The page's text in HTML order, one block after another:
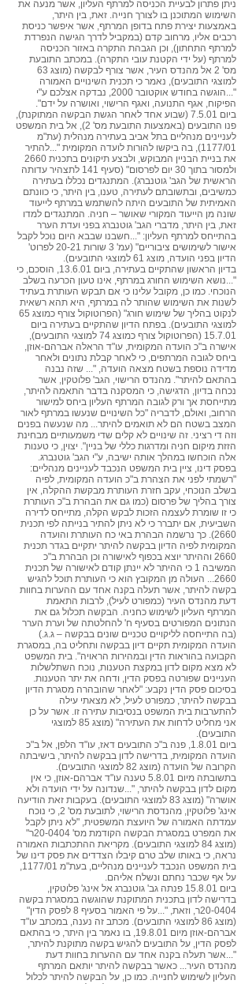
ניתן פתרון לבעיית הכניסה למרתף העליון, אשר מנעה את
השימוש המתוכנן בו לצורך חנייה. זאת, בין היתר,
באמצעות יצירת פתח בדופן המרתף, אשר איפשר כניסת
רכבים אליו, מרחוב קדם (במקביל לדרך הגישה הנפרדת
למרתף התחתון), וכן הגבהת התקרה באזור הכניסה
למרתף (על ידי הקטנת עובי התקרה). במכתב התובעת
מס' 2 אל מהנדס העיר, אשר צורף לבקשה (מוצג 63
למוצגי התובעים), נאמר כי תכנית השינויים האמורה
"...הוגשה בחודש אוקטובר 2000, נבדקה אצלכם ע"י
הפיקוח, אגף התנועה, ואגף הרישוי, ואושרה על ידם".
ביום 7.5.01 (שבוע אחד לאחר הגשת הבקשה המתוקנת),
פנו התובעים (באמצעות התובעת מס' 2), אל בית המשפט
לעניינים מנהליים בתל אביב בעתירה מנהלית (עת"מ
1177/01), בה ביקשו להורות לועדה המקומית "...להתיר
את בניית הבניין המבוקש, ולבצע תיקונים בתכנית 2660
ולמסור בתוך 30 יום לפרסום" (סעיף 141 לתצהיר עדותה
הראשית של הגב' גוטנברג). המתנגדים נכללו בעתירה
כמשיבים, ובתשובתם לעתירה, טענו, בין היתר, כי כוונתם
האמיתית של התובעים היתה להשתמש במרתף לייעוד
שונה מן הייעוד המקורי שאושר – חניה. המתנגדים למדו
זאת, בין היתר, מדברי הגב' גוטנברג בפני ועדת הערר
בהתייחס למרתף העליון: "...חשבנו שבבא היום נוכל לקבל
אישור לשימושים ציבוריים" (עמ' 3 שורות 20-21 לפרוט'
הדיון בפני הועדה, מוצג 61 למוצגי התובעים).
בדיון הראשון שהתקיים בעתירה, ביום 13.6.01, הוסכם, כי
"...נושא השימוש החורג במרתף, אינו טעון הכרעה בשלב
הנוכחי. כמו כן, מקובל עלינו כי אם תבקש העותרת בעתיד
לשנות את השימוש שהותר לה במרתף, היא תהא רשאית
לנקוט בהליך של שימוש חורג" (הפרוטוקול צורף כמוצג 65
למוצגי התובעים). בפתח הדיון שהתקיים בעתירה ביום
15.7.01 (הפרוטוקול צורף כמוצג 74 למוצגי התובעים),
אישרה ב"כ הועדה המקומית, עו"ד הראלה אברהם-אוזן,
ביחס לגובה המרתפים, כי לאחר קבלת נתונים ולאחר
מדידה נוספת בשטח מצאה הועדה, "... שזה נבנה
בהתאם להיתר". מהנדס הרישוי, הגב' פלוטקין, אשר
נכחה בדיון, הדגישה, כי המסקנה בדבר התאמה להיתר,
מתייחסת אך ורק לגובה המרתף העליון ביחס למישור
הרחוב, ואולם, לדבריה "כל השינויים שנעשו במרתף לאור
המצב בשטח הם לא תואמים להיתר... מה שנעשה בפנים
וזה די רציני. זה שינויים לא קלים שדי משמעותיים מבחינת
הזזת מיקום חניה ומדרגות כללי של בניין". יצוין, כי טענות
אלה הוכחשו במהלך אותה ישיבה, ע"י הגב' גוטנברג.
בפסק דינו, ציין בית המשפט הנכבד לעניינים מנהליים:
"רשמתי לפני את הצהרת ב"כ הועדה המקומית, לפיה
בשלב הנוכחי, עקב חזרת העותרת מבקשת ההקלה, אין
צורך בהליך של פרסום (כמו גם את הבהרת ב"כ העותרת
כי זו שומרת לעצמה הזכות לבקש הקלה, מתייחס לדירה
השביעית, אם יתברר כי לא ניתן להתיר בנייתה לפי תכנית
2660). כך נרשמה הבהרת באי כח העותרת והועדה
המקומית לפיה הדיון בבקשה להיתר יתקיים בגדר תכנית
2660 וההיתר יוצא בכפוף לאישורה וכן הבהרת ב"כ
המשיבה 1 כי ההיתר לא יינתן קודם לאישורה של תכנית
2660... העולה מן המקובץ הוא כי העותרת תוכל להגיש
בקשה להיתר, אשר תעלה בקנה אחד עם ההערות בחוות
דעת מהנדס העיר (כמפורט לעיל), לרבות התאמת
המרתף העליון לשימוש כחניה. הבקשה תכלול גם את
הנתונים המפורטים בסעיף ח' להחלטתה של וערת הערר
(בה התייחסה לליקויים טכניים שונים בבקשה – ג.ג.)
הועדה המקומית תקיים דיון בבקשה ותחליט בה, במסגרת
הקבועה בהוראות הדין ובמהירות הראויה". בית המשפט
לא מצא מקום לדון במקצת הטענות, נוכח השתלשלות
העניינים שפורטה בפסק הדין, ודחה את יתר הטענות.
בסיכום פסק הדין נקבע: "לאחר שהובהרה מסגרת הדיון
בבקשה להיתר, כמפורט לעיל, לא מצאתי עילה
להתערבות בית המשפט בנסיבות עתירה זו. אשר על כן
אני מחליט לדחות את העתירה" (מוצג 85 למוצגי
התובעים).
ביום 1.8.01, פנה ב"כ התובעים דאז, עו"ד הלפן, אל ב"כ
הועדה המקומית, בדרישה לדון בבקשה להיתר, בישיבתה
הקרובה של הועדה (מוצג 82 למוצגי התובעים).
בתשובתה מיום 5.8.01 טענה עו"ד אברהם-אוזן, כי אין
מקום לדון בבקשה להיתר, "...שנדונה על ידי הועדה ולא
אושרה" (מוצג 83 למוצגי התובעים). בעקבות זאת הודיעה
אינג' פלוטקין, מהנדסת הרישוי, לתובעת מס' 2, כי נוכח
עמדתה האמורה של היועצת המשפטית, "לא ניתן לקבל
את המפרט במסגרת הבקשה הקודמת מס' 20-0404ר"
(מוצג 84 למוצגי התובעים). מקריאת ההתכתבות האמורה
נראה, כי באותו שלב טרם קיבלו הצדדים את פסק דינו של
בית המשפט הנכבד לעניינים מנהליים, בעת"מ 1177/01,
על אף שכבר נחתם ונשלח אליהם.
ביום 15.8.01 פנתה גב' גוטנברג אל אינג' פלוטקין,
בדרישה לדון בתכנית המתוקנת שהוגשה במסגרת בקשה
20-0404ר, וזאת, "...על פי האמור בסעיף 8 לפסק הדין"
(מוצג 86 למוצגי התובעים). מכתב זה נענה, במכתב עו"ד
אברהם-אוזן מיום 19.8.01, בו נאמר בין היתר, כי בהתאם
לפסק הדין, על התובעים להגיש בקשה מתוקנת להיתר,
"...אשר תעלה בקנה אחד עם ההערות בחוות דעת
מהנדס העיר... כאשר בבקשה להיתר יותאם המרתף
העליון לשימוש לחנייה. כמו כן, על הבקשה להיתר לכלול